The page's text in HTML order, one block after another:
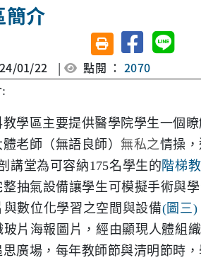
簡介
友善列印(另開視窗)
分享至臉書分享
01/22 | 點閱 ：2070
學區主要提供醫學院學生一個
老師（無語良師） 無私之情操
講堂為可容納175名學生的 階梯
抽氣設備讓學生可模擬手術與
數位化學習之空間與設備(圖三)
片海報圖片，經由顯現人體組
廣場，每年教師節與清明節時